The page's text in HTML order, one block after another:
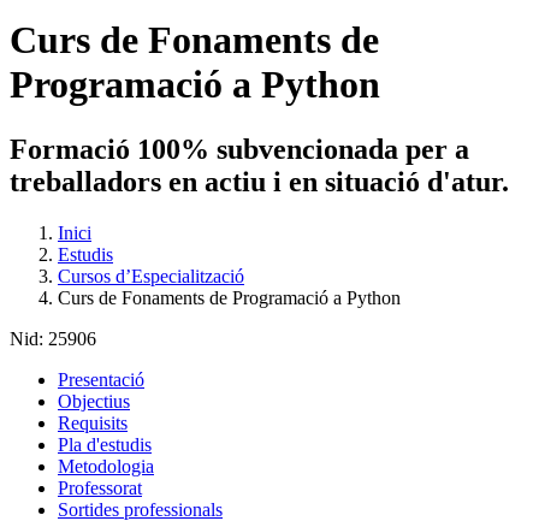
Curs de Fonaments de
Programació a Python
Formació 100% subvencionada per a
treballadors en actiu i en situació d'atur.
Inici
Estudis
Cursos d’Especialització
Curs de Fonaments de Programació a Python
Nid: 25906
Presentació
Objectius
Requisits
Pla d'estudis
Metodologia
Professorat
Sortides professionals